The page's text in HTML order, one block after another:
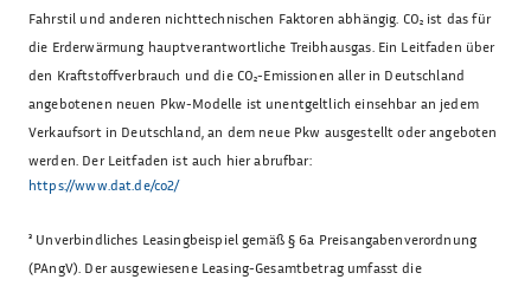
Fahrstil und anderen nichttechnischen Faktoren abhängig. CO₂ ist das für
die Erderwärmung hauptverantwortliche Treibhausgas. Ein Leitfaden über
den Kraftstoffverbrauch und die CO₂-Emissionen aller in Deutschland
angebotenen neuen Pkw-Modelle ist unentgeltlich einsehbar an jedem
Verkaufsort in Deutschland, an dem neue Pkw ausgestellt oder angeboten
werden. Der Leitfaden ist auch hier abrufbar:
https://www.dat.de/co2/
³ Unverbindliches Leasingbeispiel gemäß § 6a Preisangabenverordnung
(PAngV). Der ausgewiesene Leasing-Gesamtbetrag umfasst die